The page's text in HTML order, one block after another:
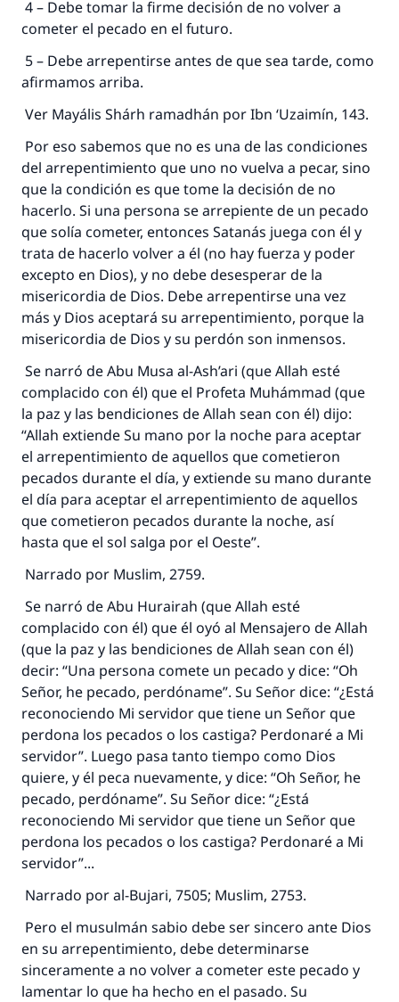
4 – Debe tomar la firme decisión de no volver a
cometer el pecado en el futuro.
5 – Debe arrepentirse antes de que sea tarde, como
afirmamos arriba.
Ver Mayális Shárh ramadhán por Ibn ‘Uzaimín, 143.
Por eso sabemos que no es una de las condiciones
del arrepentimiento que uno no vuelva a pecar, sino
que la condición es que tome la decisión de no
hacerlo. Si una persona se arrepiente de un pecado
que solía cometer, entonces Satanás juega con él y
trata de hacerlo volver a él (no hay fuerza y poder
excepto en Dios), y no debe desesperar de la
misericordia de Dios. Debe arrepentirse una vez
más y Dios aceptará su arrepentimiento, porque la
misericordia de Dios y su perdón son inmensos.
Se narró de Abu Musa al-Ash’ari (que Allah esté
complacido con él) que el Profeta Muhámmad (que
la paz y las bendiciones de Allah sean con él) dijo:
“Allah extiende Su mano por la noche para aceptar
el arrepentimiento de aquellos que cometieron
pecados durante el día, y extiende su mano durante
el día para aceptar el arrepentimiento de aquellos
que cometieron pecados durante la noche, así
hasta que el sol salga por el Oeste”.
Narrado por Muslim, 2759.
Se narró de Abu Hurairah (que Allah esté
complacido con él) que él oyó al Mensajero de Allah
(que la paz y las bendiciones de Allah sean con él)
decir: “Una persona comete un pecado y dice: “Oh
Señor, he pecado, perdóname”. Su Señor dice: “¿Está
reconociendo Mi servidor que tiene un Señor que
perdona los pecados o los castiga? Perdonaré a Mi
servidor”. Luego pasa tanto tiempo como Dios
quiere, y él peca nuevamente, y dice: “Oh Señor, he
pecado, perdóname”. Su Señor dice: “¿Está
reconociendo Mi servidor que tiene un Señor que
perdona los pecados o los castiga? Perdonaré a Mi
servidor”...
Narrado por al-Bujari, 7505; Muslim, 2753.
Pero el musulmán sabio debe ser sincero ante Dios
en su arrepentimiento, debe determinarse
sinceramente a no volver a cometer este pecado y
lamentar lo que ha hecho en el pasado. Su
La respuesta no. 110845 salvó un
matrimonio.
Desde la Q hasta la A, su contribución ayuda a
IslamQA.
Profeta ﷺ dijo:
"Una persona que orienta a otros a hacer el
bien obtendrá la misma recompensa que
aquellos que lo realicen."
(MUSLIM, 1893)